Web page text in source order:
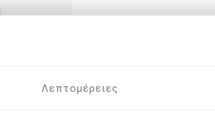
Λεπτομέρειες